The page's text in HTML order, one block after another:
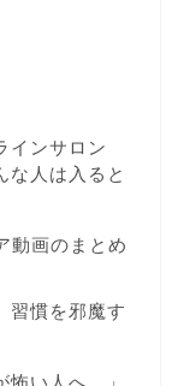
インサロン
な人は入ると
動画のまとめ
習慣を邪魔す